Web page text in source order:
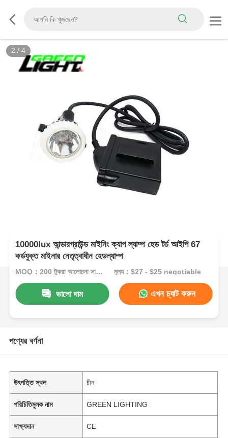
2 / 4
10000lux আন্ডারগ্রাউন্ড মাইনিং ক্যাপ ল্যাম্প হেড টর্চ আইপি 67
কর্ডযুক্ত মাইনার নেতৃত্বাধীন হেডল্যাম্প
MOQ：200 টুকরা আলোচনা সাপেক্ষে মূল্য：$27 - $25 negotiable
ভালো দাম এখন চ্যাট করুন
পণ্যের বর্ণনা
উৎপত্তি স্থল চীন
পরিচিতিমুলক নাম GREEN LIGHTING
সাক্ষ্যদান CE